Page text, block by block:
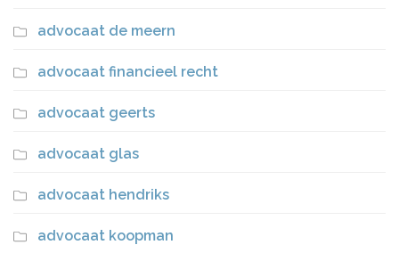
advocaat de meern
advocaat financieel recht
advocaat geerts
advocaat glas
advocaat hendriks
advocaat koopman